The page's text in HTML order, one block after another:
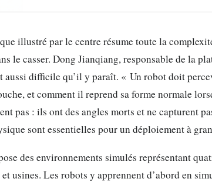
illustré par le centre résume toute la
le casser. Dong Jianqiang, responsable de la
aussi difficile qu’il y paraît. « Un robot doit
et comment il reprend sa forme normale
pas : ils ont des angles morts et ne capturent
sont essentielles pour un déploiement à
des environnements simulés représentant
usines. Les robots y apprennent d’abord en